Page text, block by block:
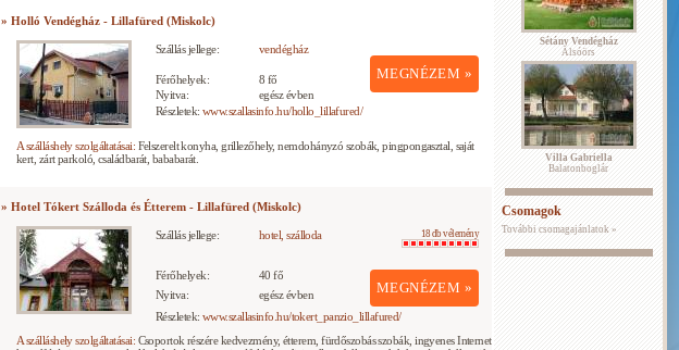
» Holló Vendégház - Lillafüred (Miskolc)
Szállás jellege: vendégház
MEGNÉZEM »
Férőhelyek:
8 fő
Nyitva:
egész évben
Részletek: www.szallasinfo.hu/hollo_lillafured/
A szálláshely szolgáltatásai: Felszerelt konyha, grillezőhely, nemdohányzó szobák, pingpongasztal, saját
kert, zárt parkoló, családbarát, bababarát.
» Hotel Tókert Szálloda és Étterem - Lillafüred (Miskolc)
Szállás jellege: hotel, szálloda 18 db vélemény
MEGNÉZEM »
Férőhelyek:
40 fő
Nyitva:
egész évben
Részletek: www.szallasinfo.hu/tokert_panzio_lillafured/
A szálláshely szolgáltatásai: Csoportok részére kedvezmény, étterem, fürdőszobás szobák, ingyenes Internet
Sétány Vendégház
Alsóörs
Villa Gabriella
Balatonboglár
Csomagok
További csomagajánlatok »